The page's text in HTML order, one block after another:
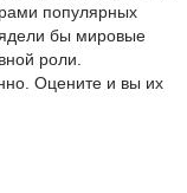
популярных
бы мировые
роли.
Оцените и вы их